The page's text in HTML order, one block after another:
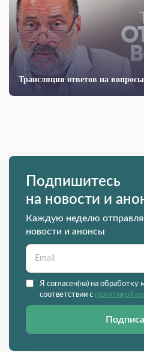
Трансляция ответов на
Подпишитесь
на новости и
Каждую неделю
новости и анонсы
Я согласен(на) на обработку
соответствии с политикой